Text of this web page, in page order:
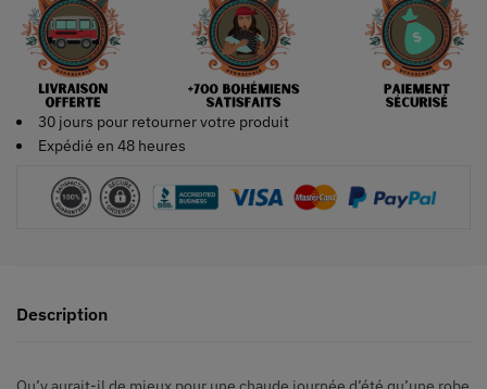
30 jours pour retourner votre produit
Expédié en 48 heures
Description